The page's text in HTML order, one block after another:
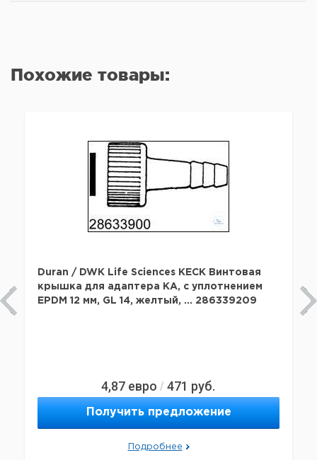
Похожие товары:
Duran / DWK Life Sciences KECK Винтовая
крышка для адаптера KA, с уплотнением
EPDM 12 мм, GL 14, желтый, ... 286339209
4,87 евро / 471 руб.
Получить предложение
Подробнее